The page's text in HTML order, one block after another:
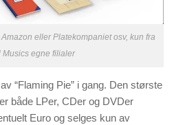
eller Platekompaniet osv, kun fra
Musics egne filialer
“Flaming Pie” i gang. Den største
både LPer, CDer og DVDer
Euro og selges kun av